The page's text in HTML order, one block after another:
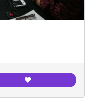
❤️L'entrevista